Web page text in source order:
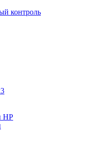
контроль
HP